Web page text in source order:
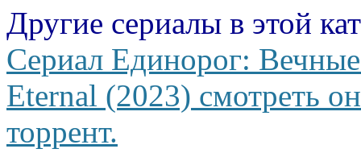
Другие сериалы в этой
Сериал Единорог:
Eternal (2023) смотреть
торрент.